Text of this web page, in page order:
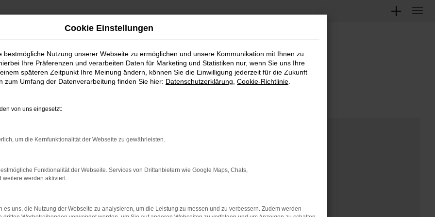
Cookie Einstellungen
bestmögliche Nutzung unserer Webseite zu ermöglichen und unsere Kommunikation mit Ihnen zu
Ihre Präferenzen und verarbeiten Daten für Marketing und Statistiken nur, wenn Sie uns Ihre
späteren Zeitpunkt Ihre Meinung ändern, können Sie die Einwilligung jederzeit für die Zukunft
zum Umfang der Datenverarbeitung finden Sie hier: Datenschutzerklärung Cookie-Richtlinie
von uns eingesetzt:
um die Kernfunktionalität der Webseite zu gewährleisten.
Funktionalität der Webseite. Services von Drittanbietern wie Google Maps, Chats,
weitere werden aktiviert.
es uns, die Nutzung der Webseite zu analysieren, um die Leistung zu messen und zu verbessern. Zudem werden